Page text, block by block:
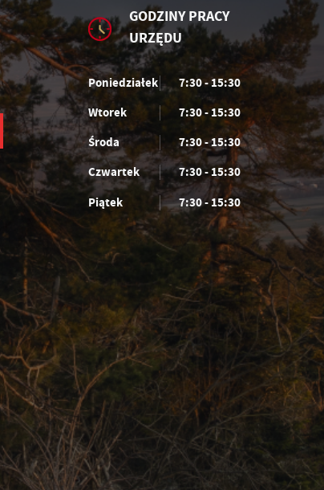
GODZINY PRACY
URZĘDU
Poniedziałek
7:30 - 15:30
Wtorek
7:30 - 15:30
Środa
7:30 - 15:30
Czwartek
7:30 - 15:30
Piątek
7:30 - 15:30